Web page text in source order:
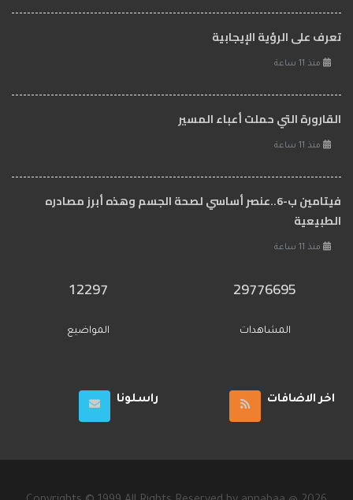
تعرف على الرؤية الإيجابية
منذ 11 ساعة
القارورة التي حملت أعباء المسير
منذ 11 ساعة
فيتامين ب-6..عنصر أساسي لصحة الجسم وهذه أبرز مصادره
الطبيعية
منذ 11 ساعة
29776695
المشاهدات
12297
المواضيع
اخر الاضافات راسلونا